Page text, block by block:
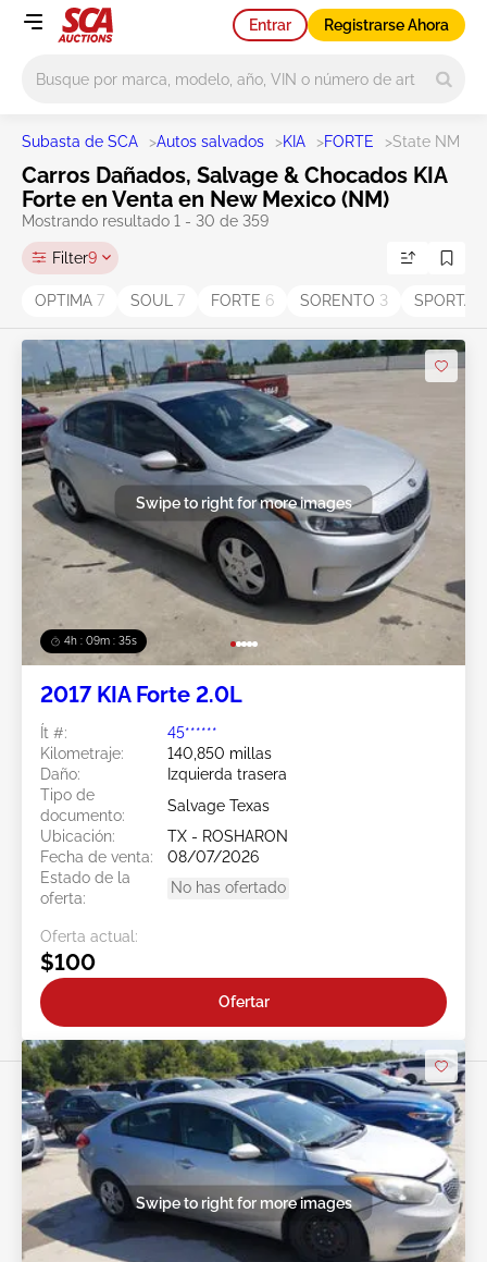
Entrar Registrarse Ahora
Subasta de SCA >Autos salvados >KIA >FORTE >State NM
Carros Dañados, Salvage & Chocados KIA
Forte en Venta en New Mexico (NM)
Mostrando resultado 1 - 30 de 359
Filter9
OPTIMA 7 SOUL 7 FORTE 6 SORENTO 3
4h : 09m : 33s
Swipe to right for more images
2017 KIA Forte 2.0L
Ít #:
45******
Kilometraje:
140,850 millas
Daño:
Izquierda trasera
Tipo de
documento:
Salvage Texas
Ubicación:
TX - ROSHARON
Fecha de venta:
08/07/2026
Estado de la
oferta:
No has ofertado
Oferta actual:
$100
Ofertar
Swipe to right for more images